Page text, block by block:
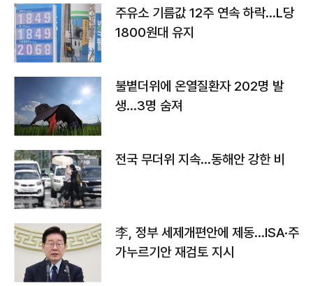
주유소 기름값 12주 연속 하락…L당
1800원대 유지
불볕더위에 온열질환자 202명 발
생…3명 숨져
전국 무더위 지속…동해안 강한 비
李, 정부 세제개편안에 제동…ISA·주
가누르기안 재검토 지시